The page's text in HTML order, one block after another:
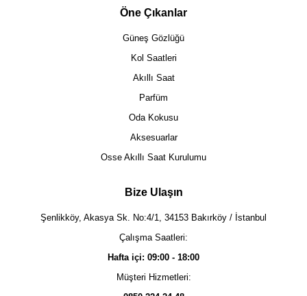
Öne Çıkanlar
Güneş Gözlüğü
Kol Saatleri
Akıllı Saat
Parfüm
Oda Kokusu
Aksesuarlar
Osse Akıllı Saat Kurulumu
Bize Ulaşın
Şenlikköy, Akasya Sk. No:4/1, 34153 Bakırköy / İstanbul
Çalışma Saatleri:
Hafta içi: 09:00 - 18:00
Müşteri Hizmetleri: